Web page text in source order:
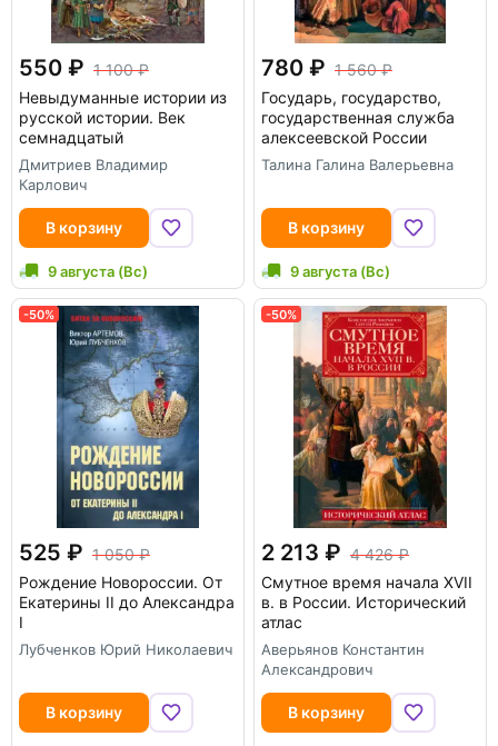
550
1 100
Невыдуманные истории из
русской истории. Век
семнадцатый
Дмитриев Владимир
Карлович
В корзину
9 августа (Вс)
780
1 560
Государь, государство,
государственная служба
алексеевской России
Талина Галина Валерьевна
В корзину
9 августа (Вс)
-50%
525
1 050
Рождение Новороссии. От
Екатерины II до Александра
I
Лубченков Юрий Николаевич
В корзину
-50%
2 213
4 426
Смутное время начала XVII
в. в России. Исторический
атлас
Аверьянов Константин
Александрович
В корзину